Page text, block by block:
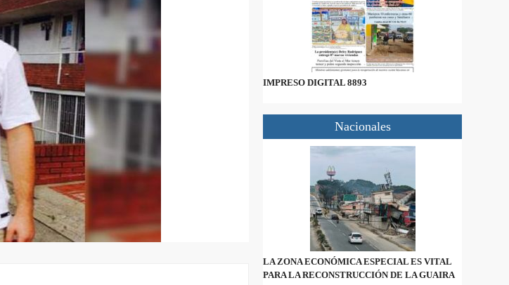
IMPRESO DIGITAL 8893
Nacionales
LA ZONA ECONÓMICA ESPECIAL ES VITAL
PARA LA RECONSTRUCCIÓN DE LA GUAIRA